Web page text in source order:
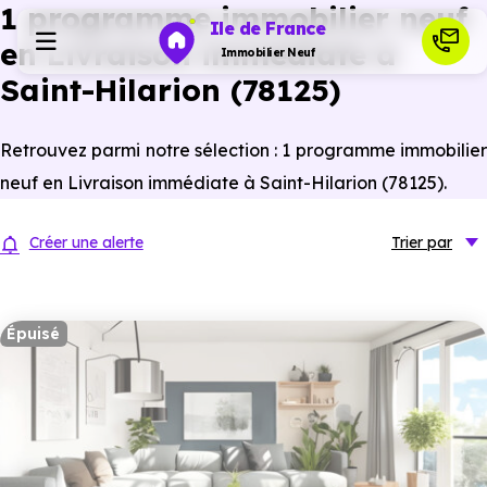
Ile de France
Immobilier Neuf
Actualités
Ressources
Financer
1 programme immobilier neuf
en Livraison immédiate à
Saint-Hilarion (78125)
Retrouvez parmi notre sélection : 1 programme immobilier
neuf en Livraison immédiate à Saint-Hilarion (78125).
Créer une alerte Trier par
Épuisé